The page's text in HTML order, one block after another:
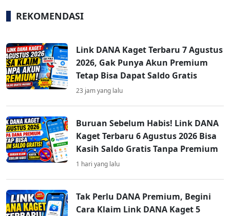
REKOMENDASI
Link DANA Kaget Terbaru 7 Agustus
2026, Gak Punya Akun Premium
Tetap Bisa Dapat Saldo Gratis
23 jam yang lalu
Buruan Sebelum Habis! Link DANA
Kaget Terbaru 6 Agustus 2026 Bisa
Kasih Saldo Gratis Tanpa Premium
1 hari yang lalu
Tak Perlu DANA Premium, Begini
Cara Klaim Link DANA Kaget 5